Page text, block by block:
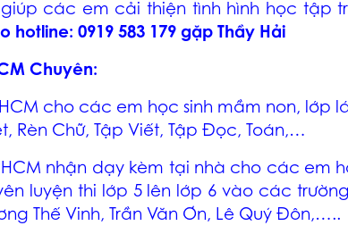
các em cải thiện tình hình học tập
hotline: 0919 583 179 gặp Thầy Hải
Chuyên:
cho các em học sinh mầm non, lớp
Rèn Chữ, Tập Viết, Tập Đọc, Toán,…
nhận dạy kèm tại nhà cho các em
luyện thi lớp 5 lên lớp 6 vào các
Thế Vinh, Trần Văn Ơn, Lê Quý Đôn,…..